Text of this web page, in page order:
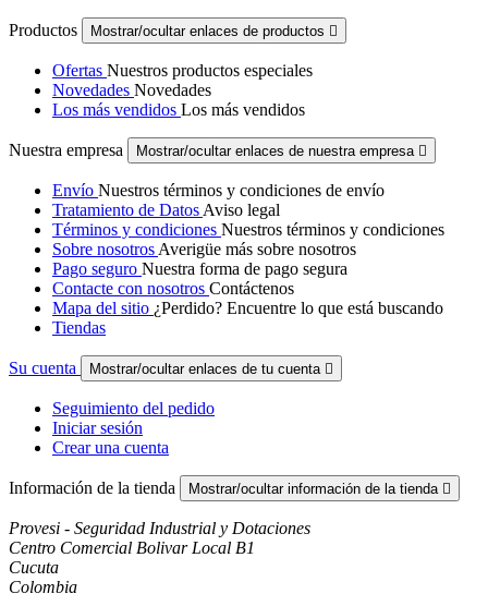
Productos Mostrar/ocultar enlaces de productos 
Ofertas Nuestros productos especiales
Novedades Novedades
Los más vendidos Los más vendidos
Nuestra empresa Mostrar/ocultar enlaces de nuestra empresa 
Envío Nuestros términos y condiciones de envío
Tratamiento de Datos Aviso legal
Términos y condiciones Nuestros términos y condiciones
Sobre nosotros Averigüe más sobre nosotros
Pago seguro Nuestra forma de pago segura
Contacte con nosotros Contáctenos
Mapa del sitio ¿Perdido? Encuentre lo que está buscando
Tiendas
Su cuenta Mostrar/ocultar enlaces de tu cuenta 
Seguimiento del pedido
Iniciar sesión
Crear una cuenta
Información de la tienda Mostrar/ocultar información de la tienda 
Provesi - Seguridad Industrial y Dotaciones
Centro Comercial Bolivar Local B1
Cucuta
Colombia